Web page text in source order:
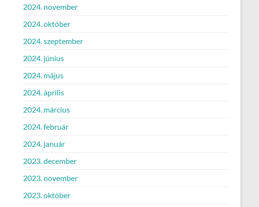
2024. november
2024. október
2024. szeptember
2024. június
2024. május
2024. április
2024. március
2024. február
2024. január
2023. december
2023. november
2023. október